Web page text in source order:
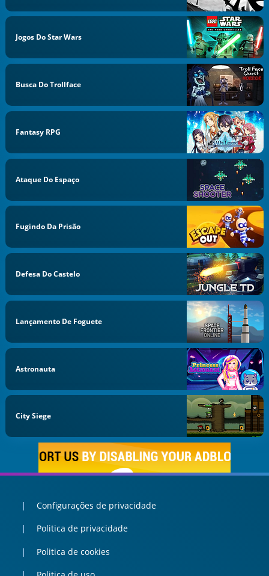
Jogos Do Star Wars
Busca Do Trollface
Fantasy RPG
Ataque Do Espaço
Fugindo Da Prisão
Defesa Do Castelo
Lançamento De Foguete
Astronauta
City Siege
Configurações de privacidade
Politica de privacidade
Politica de cookies